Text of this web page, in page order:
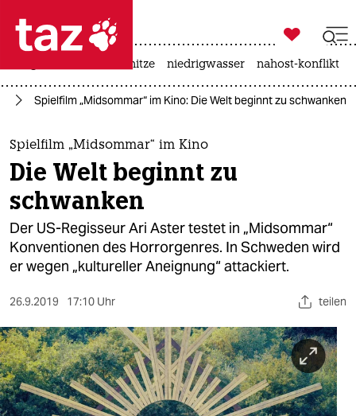
 taz zahl ich
taz zahl ich
themen
politik
öko
gesellschaft
sport
berlin
nord

taz zahl ich
hitze niedrigwasser nahost-konflikt
Spielfilm „Midsommar“ im Kino: Die Welt beginnt zu schwanken
Spielfilm „Midsommar“ im Kino
Die Welt beginnt zu
schwanken
Der US-Regisseur Ari Aster testet in „Midsommar“
Konventionen des Horrorgenres. In Schweden wird
er wegen „kultureller Aneignung“ attackiert.
26.9.2019 17:10 Uhr teilen